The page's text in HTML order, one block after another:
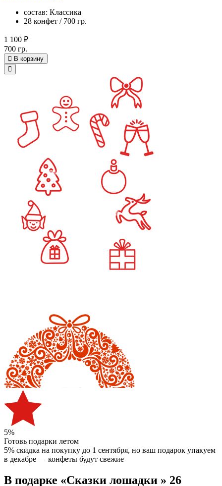
состав: Классика
28 конфет / 700 гр.
1 100 ₽
700 гр.
В корзину
5%
Готовь подарки летом
5% скидка на покупку до 1 сентября, но ваш подарок упакуем
в декабре — конфеты будут свежие
В подарке «Сказки лошадки » 26